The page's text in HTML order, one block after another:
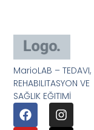
MarioLAB – TEDAVI,
REHABILITASYON VE
SAĞLIK EĞITIMİ